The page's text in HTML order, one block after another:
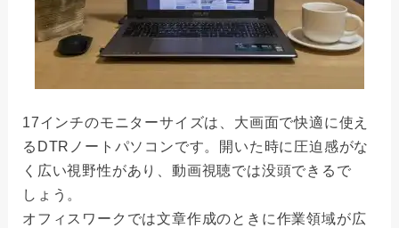
17インチのモニターサイズは、大画面で快適に使え
るDTRノートパソコンです。開いた時に圧迫感がな
く広い視野性があり、動画視聴では没頭できるで
しょう。
オフィスワークでは文章作成のときに作業領域が広